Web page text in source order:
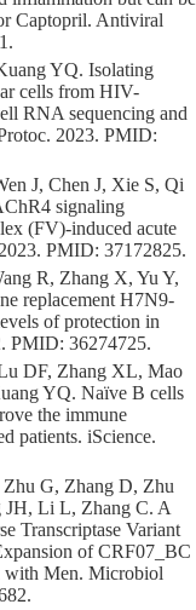
Captopril. Antiviral
YQ. Isolating
cells from HIV-
RNA sequencing and
2023. PMID:
J, Chen J, Xie S, Qi
signaling
(FV)-induced acute
PMID: 37172825.
R, Zhang X, Yu Y,
replacement H7N9-
of protection in
PMID: 36274725.
DF, Zhang XL, Mao
YQ. Naïve B cells
the immune
patients. iScience.
G, Zhang D, Zhu
JH, Li L, Zhang C. A
Transcriptase Variant
of CRF07_BC
with Men. Microbiol